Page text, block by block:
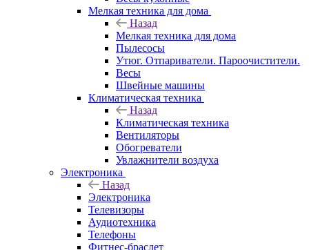
Мелкая техника для дома
Назад
Мелкая техника для дома
Пылесосы
Утюг. Отпариватели. Пароочистители.
Весы
Швейные машины
Климатическая техника
Назад
Климатическая техника
Вентиляторы
Обогреватели
Увлажнители воздуха
Электроника
Назад
Электроника
Телевизоры
Аудиотехника
Телефоны
Фитнес-браслет